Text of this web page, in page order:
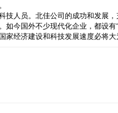
人员。北佳公司的成功和发展，
今国外不少现代化企业，都设
、厂长，国家经济建设和科技